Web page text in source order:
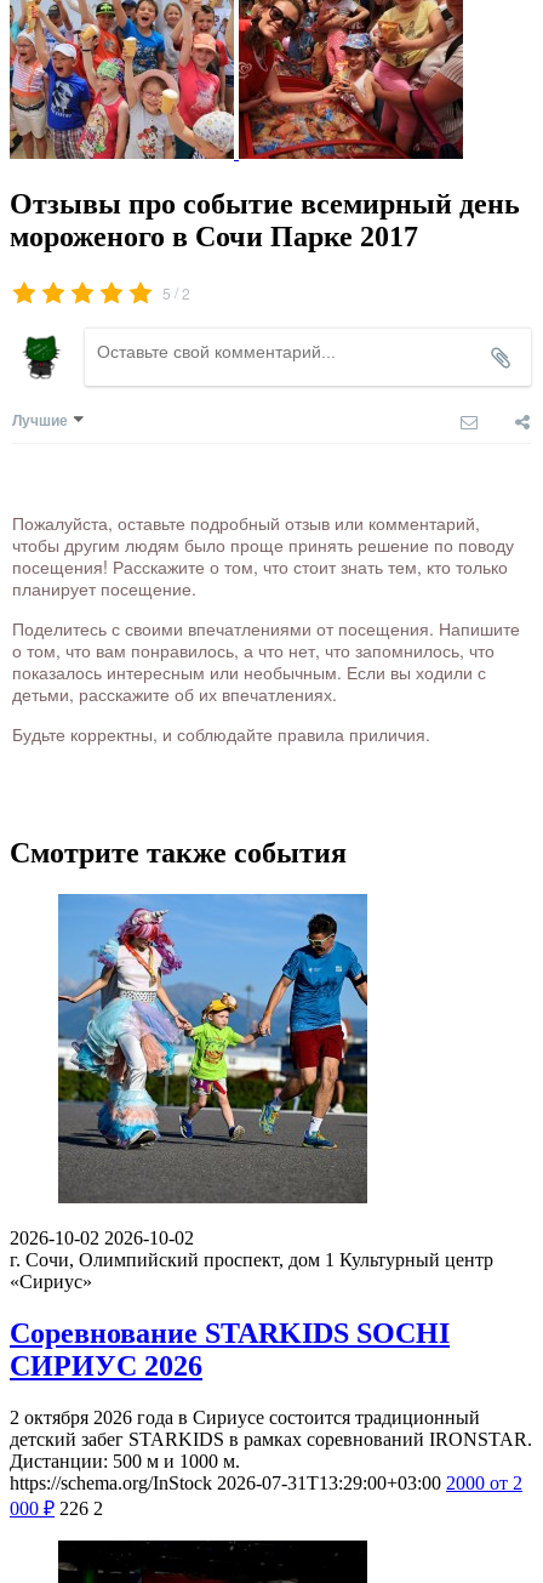
Отзывы про событие всемирный день
мороженого в Сочи Парке 2017
5 /2
Лучшие
Пожалуйста, оставьте подробный отзыв или комментарий,
чтобы другим людям было проще принять решение по поводу
посещения! Расскажите о том, что стоит знать тем, кто только
планирует посещение.
Поделитесь с своими впечатлениями от посещения. Напишите
о том, что вам понравилось, а что нет, что запомнилось, что
показалось интересным или необычным. Если вы ходили с
детьми, расскажите об их впечатлениях.
Будьте корректны, и соблюдайте правила приличия.
Смотрите также события
2026-10-02 2026-10-02
г. Сочи, Олимпийский проспект, дом 1 Культурный центр
«Сириус»
Соревнование STARKIDS SOCHI
СИРИУС 2026
2 октября 2026 года в Сириусе состоится традиционный
детский забег STARKIDS в рамках соревнований IRONSTAR.
Дистанции: 500 м и 1000 м.
https://schema.org/InStock 2026-07-31T13:29:00+03:00 2000 от 2
000 ₽ 226 2